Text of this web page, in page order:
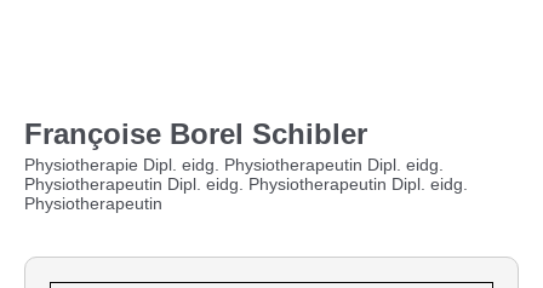
Françoise Borel Schibler
Physiotherapie Dipl. eidg. Physiotherapeutin Dipl. eidg.
Physiotherapeutin Dipl. eidg. Physiotherapeutin Dipl. eidg.
Physiotherapeutin